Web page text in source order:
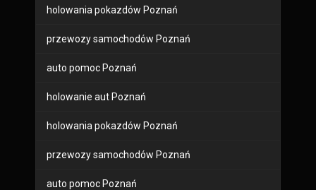
holowania pokazdów Poznań
przewozy samochodów Poznań
auto pomoc Poznań
holowanie aut Poznań
holowania pokazdów Poznań
przewozy samochodów Poznań
auto pomoc Poznań